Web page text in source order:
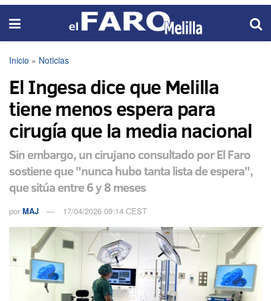
Inicio » Noticias
El Ingesa dice que Melilla
tiene menos espera para
cirugía que la media nacional
Sin embargo, un cirujano consultado por El Faro
sostiene que "nunca hubo tanta lista de espera",
que sitúa entre 6 y 8 meses
por MAJ 17/04/2026 09:14 CEST